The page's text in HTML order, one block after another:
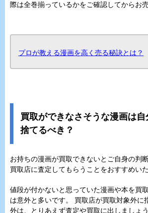
際は全巻揃っているかをご確認してからお
プロが教える漫画を高く売る秘訣とは？
買取ができなさそうな漫画は
捨てるべき？
お持ちの漫画が買取できないとご自身の判
買取店に査定してもらうことをおすすめいた
値段が付かないと思っていた漫画や本を買
は意外と多いです。 買取店が買取対象外に
外は、とりあえず査定や買取に出しましょう